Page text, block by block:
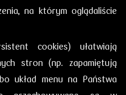
na którym oglądaliście
cookies) ułatwiają
stron (np. zapamiętują
układ menu na Państwa